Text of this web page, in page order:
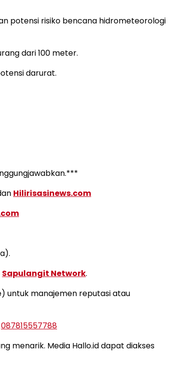
potensi risiko bencana hidrometeorologi
dari 100 meter.
darurat.
Hilirisasinews.com
Sapulangit Network.
untuk manajemen reputasi atau
087815557788
menarik. Media Hallo.id dapat diakses